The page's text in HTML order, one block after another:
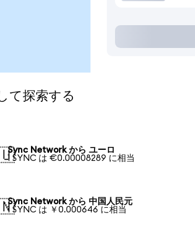
探索する
Sync Network から ユーロ
1 SYNC は €0.00008289 に相当
Sync Network から 中国人民元
1 SYNC は ￥0.000646 に相当